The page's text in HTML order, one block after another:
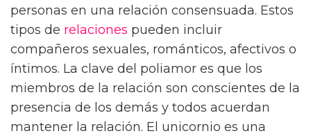
personas en una relación consensuada. Estos
tipos de relaciones pueden incluir
compañeros sexuales, románticos, afectivos o
íntimos. La clave del poliamor es que los
miembros de la relación son conscientes de la
presencia de los demás y todos acuerdan
mantener la relación. El unicornio es una